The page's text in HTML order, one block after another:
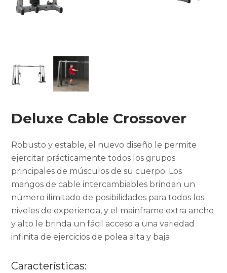
Deluxe Cable Crossover
Robusto y estable, el nuevo diseño le permite
ejercitar prácticamente todos los grupos
principales de músculos de su cuerpo. Los
mangos de cable intercambiables brindan un
número ilimitado de posibilidades para todos los
niveles de experiencia, y el mainframe extra ancho
y alto le brinda un fácil acceso a una variedad
infinita de ejercicios de polea alta y baja
Características: